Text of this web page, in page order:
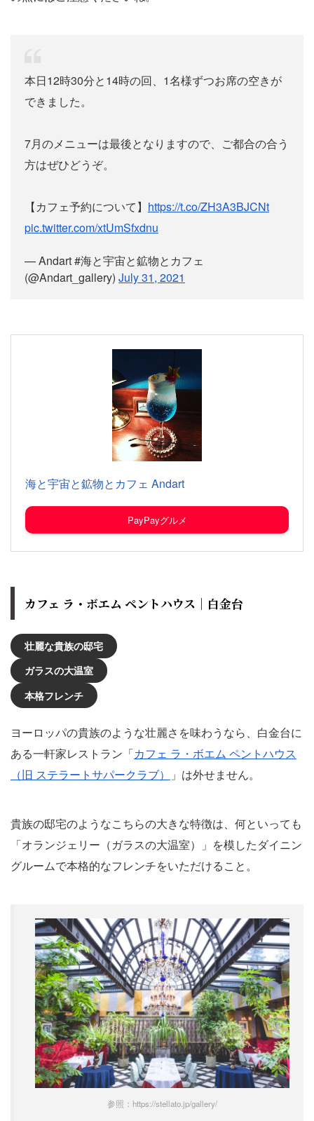
本日12時30分と14時の回、1名様ずつお席の空きが
できました。
7月のメニューは最後となりますので、ご都合の合う
方はぜひどうぞ。
【カフェ予約について】 https://t.co/ZH3A3BJCNt
pic.twitter.com/xtUmSfxdnu
— Andart #海と宇宙と鉱物とカフェ
(@Andart_gallery) July 31, 2021
海と宇宙と鉱物とカフェ Andart
PayPayグルメ
カフェ ラ・ボエム ペントハウス｜白金台
壮麗な貴族の邸宅
ガラスの大温室
本格フレンチ
ヨーロッパの貴族のような壮麗さを味わうなら、白金台に
ある一軒家レストラン「カフェ ラ・ボエム ペントハウス
（旧 ステラートサパークラブ）
」は外せません。
貴族の邸宅のようなこちらの大きな特徴は、何といっても
「オランジェリー（ガラスの大温室）」を模したダイニン
グルームで本格的なフレンチをいただけること。
参照：https://stellato.jp/gallery/